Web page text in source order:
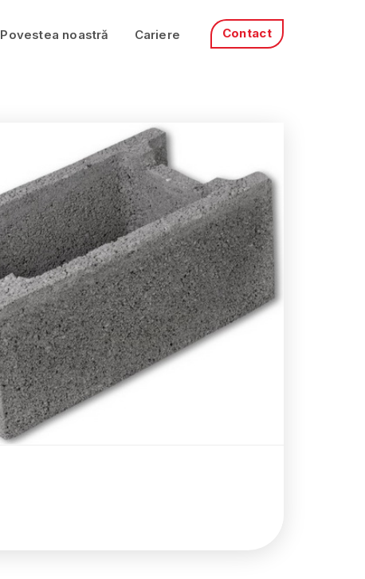
Povestea noastră Cariere Contact